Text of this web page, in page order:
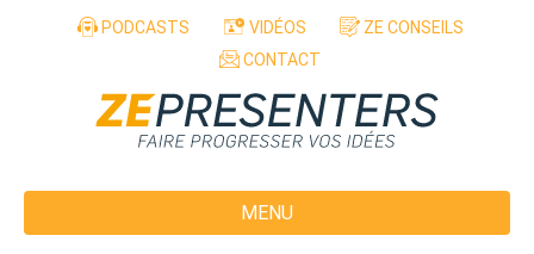
Aller au contenu
PODCASTS VIDÉOS
ZE CONSEILS
CONTACT
MENU